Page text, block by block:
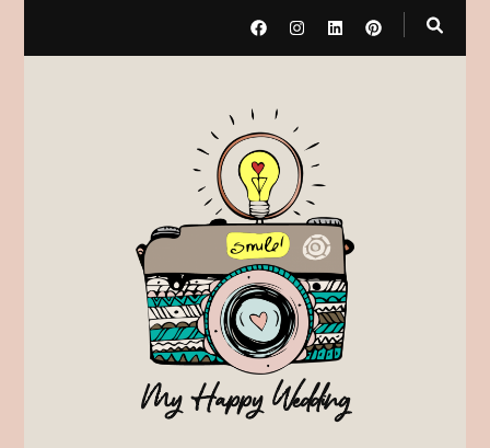
My Happy Wedding